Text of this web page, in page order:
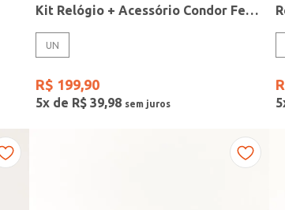
Kit Relógio + Acessório Condor Feminino PRATA
UN
R$ 199,90
5x de R$ 39,98 5